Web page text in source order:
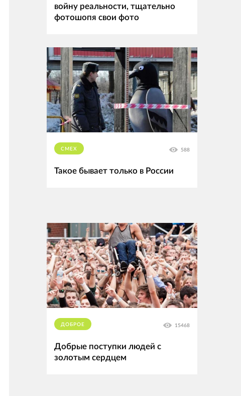
войну реальности, тщательно
фотошопя свои фото
СМЕХ 588
Такое бывает только в России
ДОБРОЕ 15468
Добрые поступки людей с
золотым сердцем